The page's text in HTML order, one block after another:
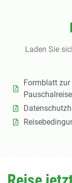
Laden Sie
Formblatt zur
Pauschalreise